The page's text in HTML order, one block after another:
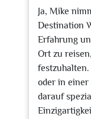
Ja, Mike
Destination
Erfahrung
Ort zu
oder in
darauf